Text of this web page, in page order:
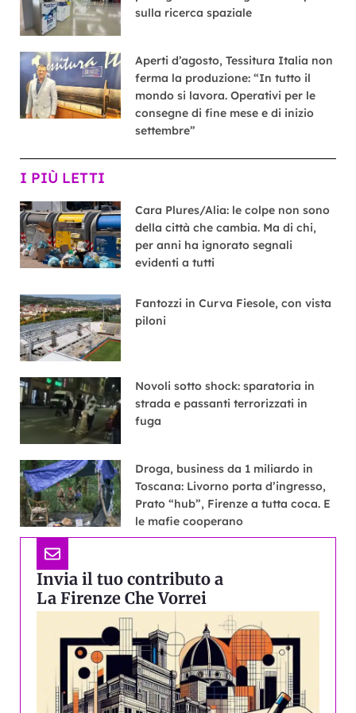
sulla ricerca spaziale
Aperti d’agosto, Tessitura Italia non
ferma la produzione: “In tutto il
mondo si lavora. Operativi per le
consegne di fine mese e di inizio
settembre”
I PIÙ LETTI
Cara Plures/Alia: le colpe non sono
della città che cambia. Ma di chi,
per anni ha ignorato segnali
evidenti a tutti
Fantozzi in Curva Fiesole, con vista
piloni
Novoli sotto shock: sparatoria in
strada e passanti terrorizzati in
fuga
Droga, business da 1 miliardo in
Toscana: Livorno porta d’ingresso,
Prato “hub”, Firenze a tutta coca. E
le mafie cooperano
Invia il tuo contributo a
La Firenze Che Vorrei